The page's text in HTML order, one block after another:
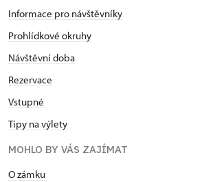
Informace pro návštěvníky
Prohlídkové okruhy
Návštěvní doba
Rezervace
Vstupné
Tipy na výlety
MOHLO BY VÁS ZAJÍMAT
O zámku